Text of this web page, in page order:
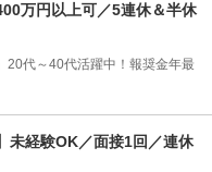
万円以上可／5連休＆半休
20代～40代活躍中！報奨金年最
未経験OK／面接1回／連休